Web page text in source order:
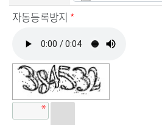
자동등록방지 *